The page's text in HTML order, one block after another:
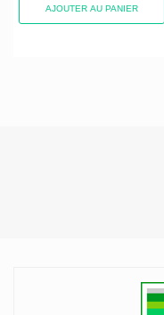
Toilette du bébé
AJOUTER AU PANIER